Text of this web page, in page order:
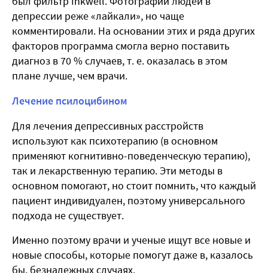
депрессии реже «лайкали», но чаще
комментировали. На основании этих и ряда других
факторов программа смогла верно поставить
диагноз в 70 % случаев, т. е. оказалась в этом
плане лучше, чем врачи.
Лечение псилоцибином
Для лечения депрессивных расстройств
используют как психотерапию (в основном
применяют когнитивно-поведенческую терапию),
так и лекарственную терапию. Эти методы в
основном помогают, но стоит помнить, что каждый
пациент индивидуален, поэтому универсального
подхода не существует.
Именно поэтому врачи и ученые ищут все новые и
новые способы, которые помогут даже в, казалось
бы, безнадежных случаях.